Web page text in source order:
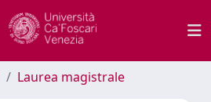
Laurea magistrale